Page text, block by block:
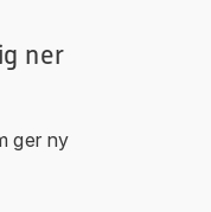
ner
ger ny